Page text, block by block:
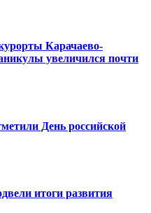
Карачаево-
увеличился почти
День российской
итоги развития